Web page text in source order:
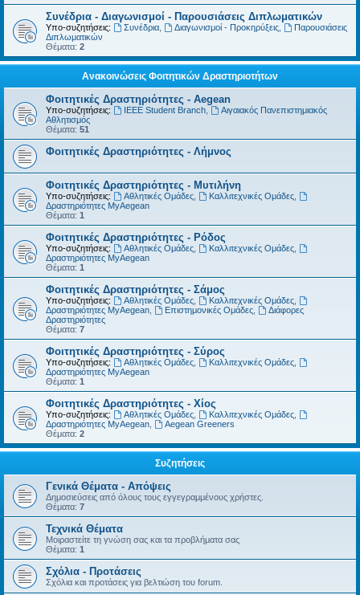
Συνέδρια - Διαγωνισμοί - Παρουσιάσεις Διπλωματικών
Υπο-συζητήσεις: Συνέδρια, Διαγωνισμοί - Προκηρύξεις,
Παρουσιάσεις
Διπλωματικών
Θέματα: 2
Ανακοινώσεις Φοιτητικών Δραστηριοτήτων
Φοιτητικές Δραστηριότητες - Aegean
Υπο-συζητήσεις: IEEE Student Branch,
Αιγαιακός Πανεπιστημιακός
Αθλητισμός
Θέματα: 51
Φοιτητικές Δραστηριότητες - Λήμνος
Φοιτητικές Δραστηριότητες - Μυτιλήνη
Υπο-συζητήσεις: Αθλητικές Ομάδες, Καλλιτεχνικές Ομάδες,
Δραστηριότητες MyAegean
Θέματα: 1
Φοιτητικές Δραστηριότητες - Ρόδος
Υπο-συζητήσεις: Αθλητικές Ομάδες, Καλλιτεχνικές Ομάδες,
Δραστηριότητες MyAegean
Θέματα: 1
Φοιτητικές Δραστηριότητες - Σάμος
Υπο-συζητήσεις: Αθλητικές Ομάδες, Καλλιτεχνικές Ομάδες,
Δραστηριότητες MyAegean
Επιστημονικές Ομάδες,
Διάφορες
Δραστηριότητες
Θέματα: 7
Φοιτητικές Δραστηριότητες - Σύρος
Υπο-συζητήσεις: Αθλητικές Ομάδες, Καλλιτεχνικές Ομάδες,
Δραστηριότητες MyAegean
Θέματα: 1
Φοιτητικές Δραστηριότητες - Χίος
Υπο-συζητήσεις: Αθλητικές Ομάδες, Καλλιτεχνικές Ομάδες,
Δραστηριότητες MyAegean
Aegean Greeners
Θέματα: 2
Συζητήσεις
Γενικά Θέματα - Απόψεις
Δημοσιεύσεις από όλους τους εγγεγραμμένους χρήστες.
Θέματα: 7
Τεχνικά Θέματα
Μοιραστείτε τη γνώση σας και τα προβλήματα σας
Θέματα: 1
Σχόλια - Προτάσεις
Σχόλια και προτάσεις για βελτιώση του forum.